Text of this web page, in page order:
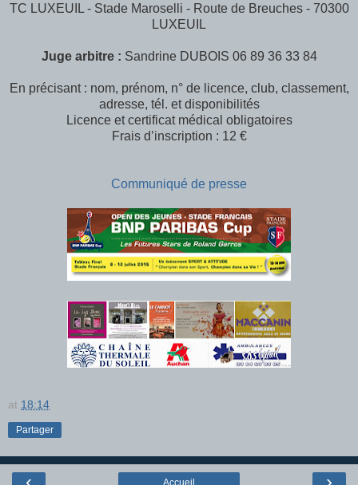
TC LUXEUIL - Stade Maroselli - Route de Breuches - 70300
LUXEUIL
Juge arbitre : Sandrine DUBOIS 06 89 36 33 84
En précisant : nom, prénom, n° de licence, club, classement,
adresse, tél. et disponibilités
Licence et certificat médical obligatoires
Frais d’inscription : 12 €
Communiqué de presse
at 18:14
Partager
Accueil